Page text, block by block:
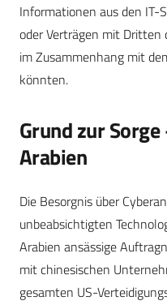
Informationen aus den
oder Verträgen mit Dritten
im Zusammenhang mit
könnten.
Grund zur
Arabien
Die Besorgnis über
unbeabsichtigten
Arabien ansässige
mit chinesischen
gesamten US-